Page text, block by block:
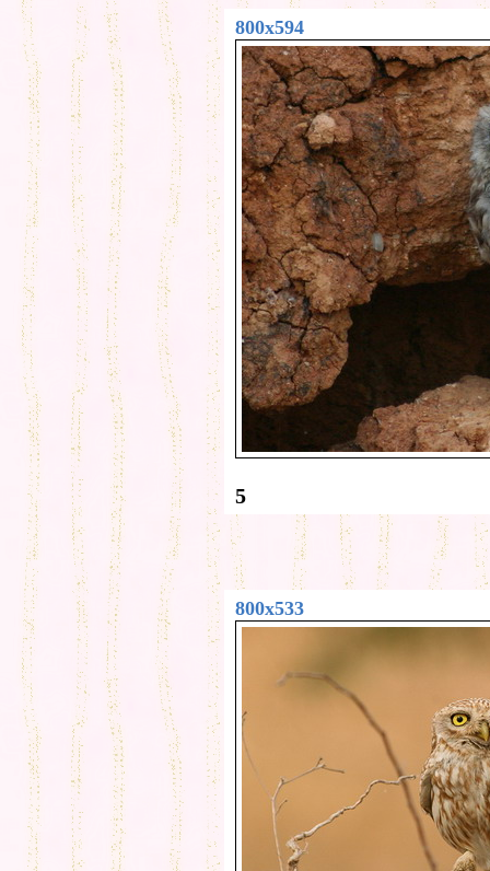
800x594
5
800x533